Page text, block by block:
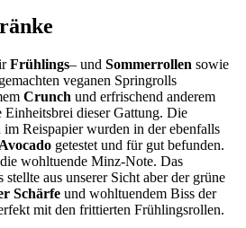
Frühlings– und Sommerrollen sowie
veganen Springrolls
Crunch und erfrischend anderem
Einheitsbrei dieser Gattung. Die
Reispapier wurden in der ebenfalls
getestet und für gut befunden.
wohltuende Minz-Note. Das
aus unserer Sicht aber der grüne
Schärfe und wohltuendem Biss der
mit den frittierten Frühlingsrollen.